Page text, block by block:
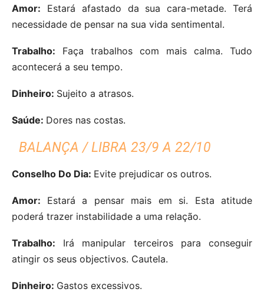
Amor: Estará afastado da sua cara-metade. Terá
necessidade de pensar na sua vida sentimental.
Trabalho: Faça trabalhos com mais calma. Tudo
acontecerá a seu tempo.
Dinheiro: Sujeito a atrasos.
Saúde: Dores nas costas.
BALANÇA / LIBRA 23/9 A 22/10
Conselho Do Dia: Evite prejudicar os outros.
Amor: Estará a pensar mais em si. Esta atitude
poderá trazer instabilidade a uma relação.
Trabalho: Irá manipular terceiros para conseguir
atingir os seus objectivos. Cautela.
Dinheiro: Gastos excessivos.